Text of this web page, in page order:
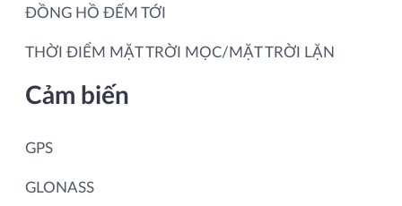
ĐỒNG HỒ ĐẾM TỚI
THỜI ĐIỂM MẶT TRỜI MỌC/MẶT TRỜI LẶN
Cảm biến
GPS
GLONASS